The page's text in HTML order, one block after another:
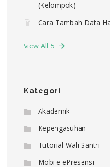
(Kelompok)
Cara Tambah Data
View All 5
Kategori
Akademik
Kepengasuhan
Tutorial Wali Santri
Mobile ePresensi